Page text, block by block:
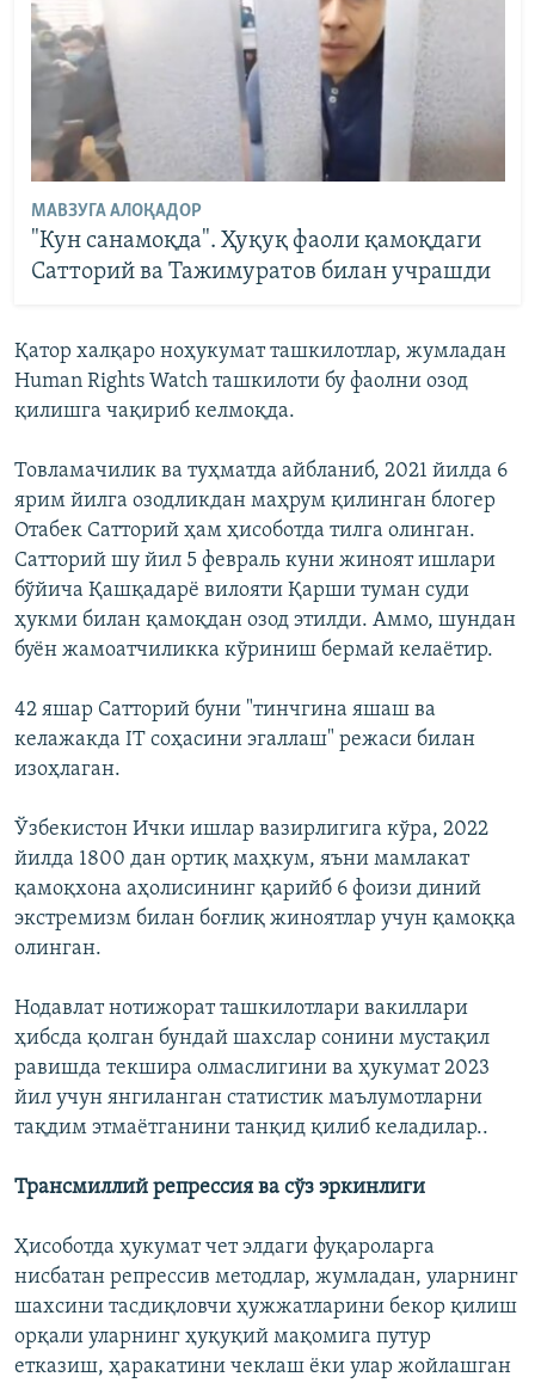
МАВЗУГА АЛОҚАДОР
"Кун санамоқда". Ҳуқуқ фаоли қамоқдаги
Сатторий ва Тажимуратов билан учрашди
Қатор халқаро ноҳукумат ташкилотлар, жумладан
Human Rights Watch ташкилоти бу фаолни озод
қилишга чақириб келмоқда.
Товламачилик ва туҳматда айбланиб, 2021 йилда 6
ярим йилга озодликдан маҳрум қилинган блогер
Отабек Сатторий ҳам ҳисоботда тилга олинган.
Сатторий шу йил 5 февраль куни жиноят ишлари
бўйича Қашқадарё вилояти Қарши туман суди
ҳукми билан қамоқдан озод этилди. Аммо, шундан
буён жамоатчиликка кўриниш бермай келаётир.
42 яшар Сатторий буни "тинчгина яшаш ва
келажакда IT соҳасини эгаллаш" режаси билан
изоҳлаган.
Ўзбекистон Ички ишлар вазирлигига кўра, 2022
йилда 1800 дан ортиқ маҳкум, яъни мамлакат
қамоқхона аҳолисининг қарийб 6 фоизи диний
экстремизм билан боғлиқ жиноятлар учун қамоққа
олинган.
Нодавлат нотижорат ташкилотлари вакиллари
ҳибсда қолган бундай шахслар сонини мустақил
равишда текшира олмаслигини ва ҳукумат 2023
йил учун янгиланган статистик маълумотларни
тақдим этмаётганини танқид қилиб келадилар..
Трансмиллий репрессия ва сўз эркинлиги
Ҳисоботда ҳукумат чет элдаги фуқароларга
нисбатан репрессив методлар, жумладан, уларнинг
шахсини тасдиқловчи ҳужжатларини бекор қилиш
орқали уларнинг ҳуқуқий мақомига путур
етказиш, ҳаракатини чеклаш ёки улар жойлашган